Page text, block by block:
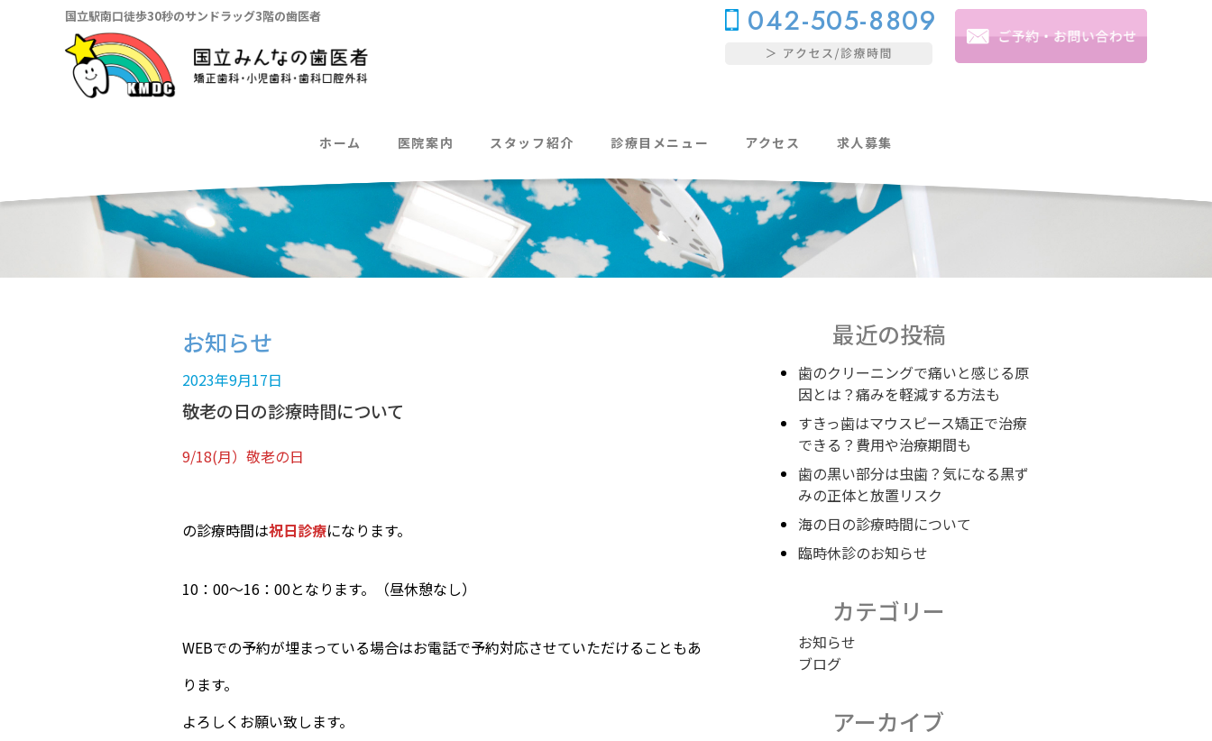
国立駅南口徒歩30秒のサンドラッグ3階の歯医者 042-505-8809
ホーム 医院案内 スタッフ紹介 診療目メニュー アクセス 求人募集
お知らせ
2023年9月17日
敬老の日の診療時間について
9/18(月）敬老の日
の診療時間は祝日診療になります。
10：00～16：00となります。（昼休憩なし）
WEBでの予約が埋まっている場合はお電話で予約対応させていただけることもあ
ります。
よろしくお願い致します。
最近の投稿
歯のクリーニングで痛いと感じる原
因とは？痛みを軽減する方法も
すきっ歯はマウスピース矯正で治療
できる？費用や治療期間も
歯の黒い部分は虫歯？気になる黒ず
みの正体と放置リスク
海の日の診療時間について
臨時休診のお知らせ
カテゴリー
お知らせ
ブログ
アーカイブ